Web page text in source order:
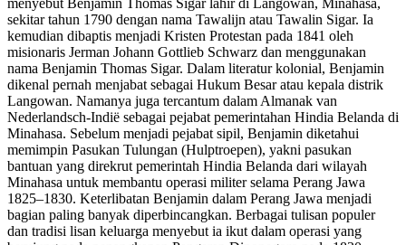
sekitar tahun 1790 dengan nama Tawalijn atau Tawalin Sigar. Ia
kemudian dibaptis menjadi Kristen Protestan pada 1841 oleh
misionaris Jerman Johann Gottlieb Schwarz dan menggunakan
nama Benjamin Thomas Sigar. Dalam literatur kolonial, Benjamin
dikenal pernah menjabat sebagai Hukum Besar atau kepala distrik
Langowan. Namanya juga tercantum dalam Almanak van
Nederlandsch-Indië sebagai pejabat pemerintahan Hindia Belanda di
Minahasa. Sebelum menjadi pejabat sipil, Benjamin diketahui
memimpin Pasukan Tulungan (Hulptroepen), yakni pasukan
bantuan yang direkrut pemerintah Hindia Belanda dari wilayah
Minahasa untuk membantu operasi militer selama Perang Jawa
1825–1830. Keterlibatan Benjamin dalam Perang Jawa menjadi
bagian paling banyak diperbincangkan. Berbagai tulisan populer
dan tradisi lisan keluarga menyebut ia ikut dalam operasi yang